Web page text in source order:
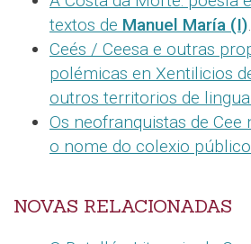
textos de Manuel María (I).
Ceés / Ceesa e outras
polémicas en Xentilicios
outros territorios de
Os neofranquistas de
o nome do colexio
NOVAS RELACIONADAS